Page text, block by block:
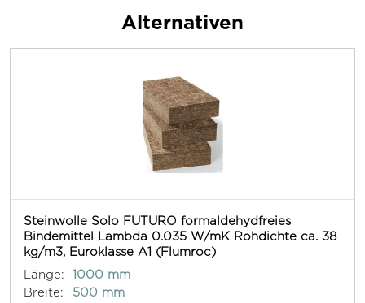
Alternativen
Steinwolle Solo FUTURO formaldehydfreies
Bindemittel Lambda 0.035 W/mK Rohdichte ca. 38
kg/m3, Euroklasse A1 (Flumroc)
Länge:
1000 mm
Breite:
500 mm